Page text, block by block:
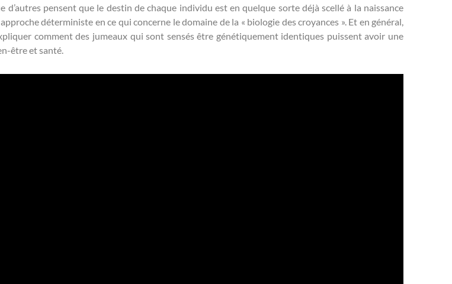
d’autres pensent que le destin de chaque individu est en quelque sorte déjà scellé à la naissance
déterministe en ce qui concerne le domaine de la « biologie des croyances ». Et en général,
comment des jumeaux qui sont sensés être génétiquement identiques puissent avoir une
être et santé.